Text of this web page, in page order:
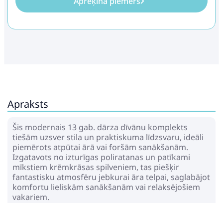
Apraksts
Šis modernais 13 gab. dārza dīvānu komplekts
tiešām uzsver stila un praktiskuma līdzsvaru, ideāli
piemērots atpūtai ārā vai foršām sanākšanām.
Izgatavots no izturīgas poliratanas un patīkami
mīkstiem krēmkrāsas spilveniem, tas piešķir
fantastisku atmosfēru jebkurai āra telpai, saglabājot
komfortu lieliskām sanākšanām vai relaksējošiem
vakariem.